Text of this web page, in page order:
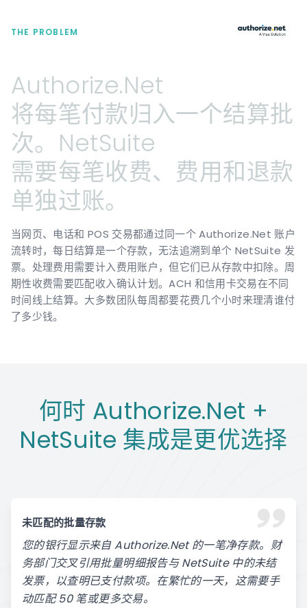
THE PROBLEM
Authorize.Net
将每笔付款归入一个结算批
次。NetSuite
需要每笔收费、费用和退款
单独过账。
当网页、电话和 POS 交易都通过同一个 Authorize.Net 账户
流转时，每日结算是一个存款，无法追溯到单个 NetSuite 发
票。处理费用需要计入费用账户，但它们已从存款中扣除。周
期性收费需要匹配收入确认计划。ACH 和信用卡交易在不同
时间线上结算。大多数团队每周都要花费几个小时来理清谁付
了多少钱。
何时 Authorize.Net +
NetSuite 集成是更优选择
未匹配的批量存款
您的银行显示来自 Authorize.Net 的一笔净存款。财
务部门交叉引用批量明细报告与 NetSuite 中的未结
发票，以查明已支付款项。在繁忙的一天，这需要手
动匹配 50 笔或更多交易。